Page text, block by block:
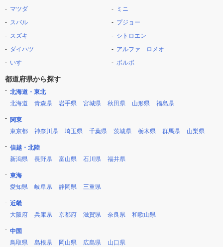
マツダ
スバル
スズキ
ダイハツ
いすゞ
ミニ
プジョー
シトロエン
アルファ ロメオ
ボルボ
都道府県から探す
北海道・東北
北海道
青森県 岩手県 宮城県 秋田県 山形県 福島県
関東
東京都
神奈川県 埼玉県 千葉県 茨城県 栃木県 群馬県 山梨県
信越・北陸
新潟県
長野県 富山県 石川県 福井県
東海
愛知県
岐阜県 静岡県 三重県
近畿
大阪府
兵庫県 京都府 滋賀県 奈良県 和歌山県
中国
鳥取県
島根県 岡山県 広島県 山口県